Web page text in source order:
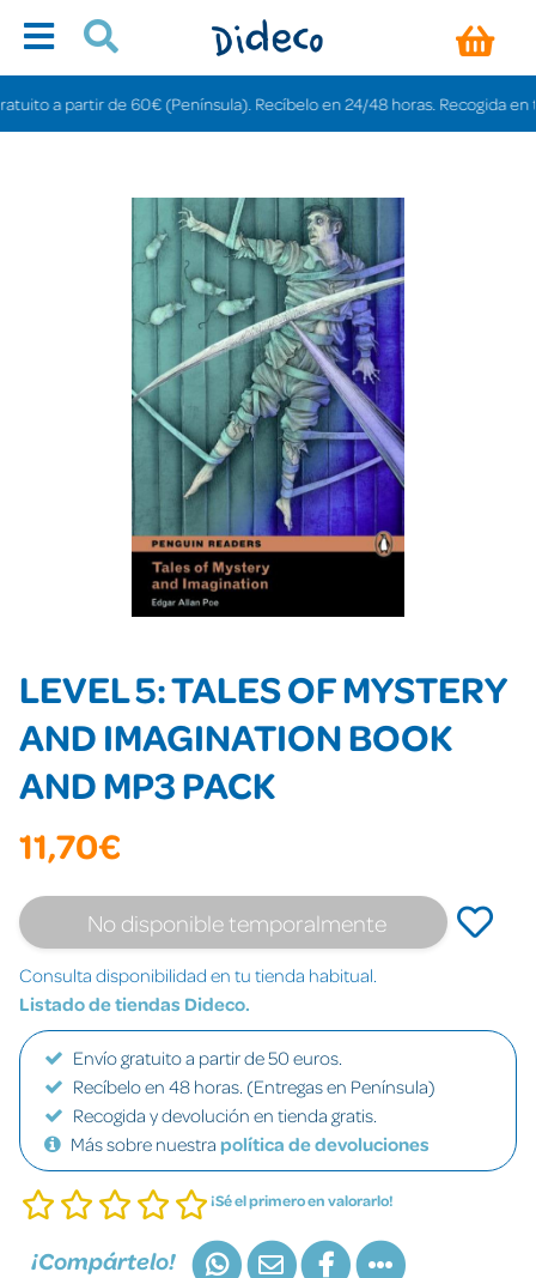
a partir de 60€ (Península). Recíbelo en 24/48 horas. Recogida en
LEVEL 5: TALES OF MYSTERY
AND IMAGINATION BOOK
AND MP3 PACK
11,70€
No disponible temporalmente
Consulta disponibilidad en tu tienda habitual.
Listado de tiendas Dideco.
Envío gratuito a partir de 50 euros.
Recíbelo en 48 horas. (Entregas en Península)
Recogida y devolución en tienda gratis.
Más sobre nuestra política de devoluciones
¡Sé el primero en valorarlo!
¡Compártelo!